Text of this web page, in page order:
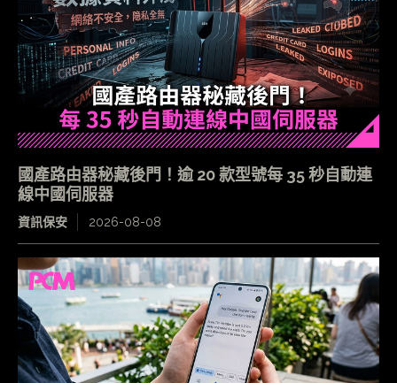
國產路由器秘藏後門！逾 20 款型號每 35 秒自動連
線中國伺服器
資訊保安 2026-08-08